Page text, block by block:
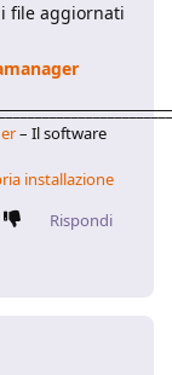
file aggiornati
– Il software
installazione
Rispondi